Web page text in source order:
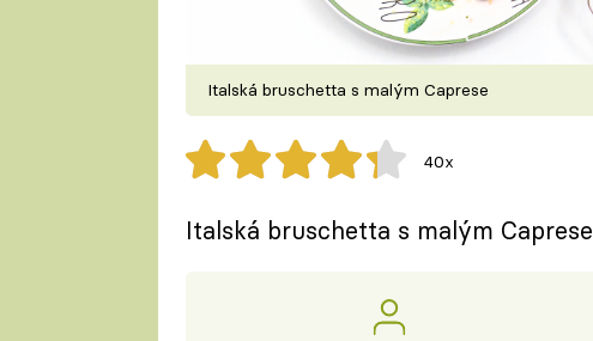
Italská bruschetta s malým Caprese
40x
Italská bruschetta s malým Caprese